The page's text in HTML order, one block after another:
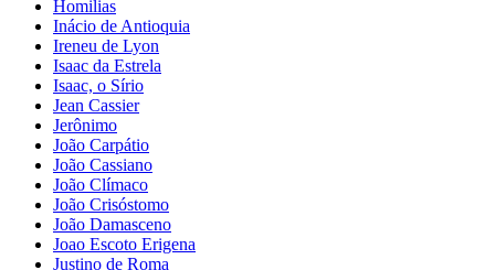
Homilias
Inácio de Antioquia
Ireneu de Lyon
Isaac da Estrela
Isaac, o Sírio
Jean Cassier
Jerônimo
João Carpátio
João Cassiano
João Clímaco
João Crisóstomo
João Damasceno
Joao Escoto Erigena
Justino de Roma